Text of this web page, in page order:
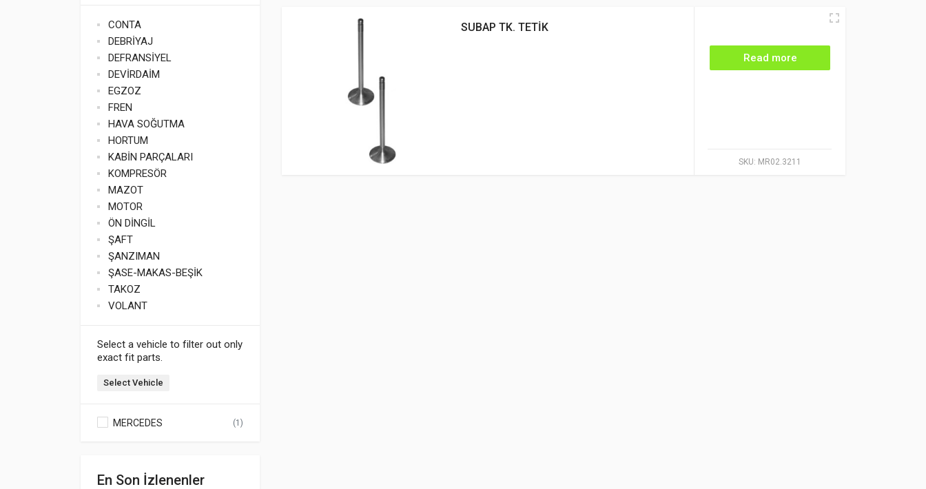
CONTA
DEBRİYAJ
DEFRANSİYEL
DEVİRDAİM
EGZOZ
FREN
HAVA SOĞUTMA
HORTUM
KABİN PARÇALARI
KOMPRESÖR
MAZOT
MOTOR
ÖN DİNGİL
ŞAFT
ŞANZIMAN
ŞASE-MAKAS-BEŞİK
TAKOZ
VOLANT
Select a vehicle to filter out only
exact fit parts.
Select Vehicle
MERCEDES (1)
En Son İzlenenler
SKU: MR02.3211
SUBAP TK. TETİK
Read more